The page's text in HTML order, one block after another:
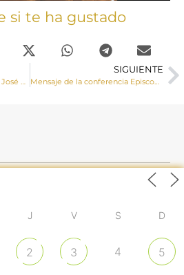
si te ha gustado
Visita Pastoral de Monseñor José María Yanguas a Montalbanejo y Villar de Cañas
SIGUIENTE
Mensaje de la conferencia Episcopal ante la situación social y política en España
J V S D
2 3 4 5